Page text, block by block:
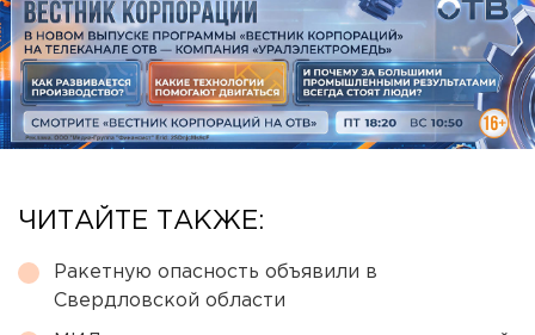
ЧИТАЙТЕ ТАКЖЕ:
Ракетную опасность объявили в
Свердловской области